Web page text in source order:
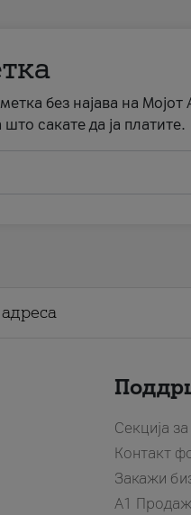
без најава на
сакате да ја платите.
Секција
Контакт
Закажи
A1